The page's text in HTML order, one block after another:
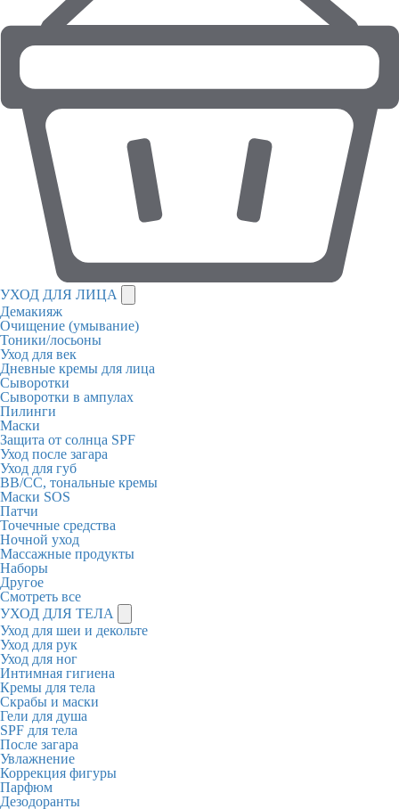
УХОД ДЛЯ ЛИЦА
Демакияж
Очищение (умывание)
Тоники/лосьоны
Уход для век
Дневные кремы для лица
Сыворотки
Сыворотки в ампулах
Пилинги
Маски
Защита от солнца SPF
Уход после загара
Уход для губ
BB/CC, тональные кремы
Маски SOS
Патчи
Точечные средства
Ночной уход
Массажные продукты
Наборы
Другое
Смотреть все
УХОД ДЛЯ ТЕЛА
Уход для шеи и декольте
Уход для рук
Уход для ног
Интимная гигиена
Кремы для тела
Скрабы и маски
Гели для душа
SPF для тела
После загара
Увлажнение
Коррекция фигуры
Парфюм
Дезодоранты